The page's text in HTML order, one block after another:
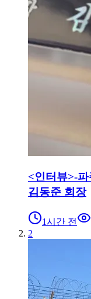
<인터뷰>-
김동준 회장
1시간 전
2